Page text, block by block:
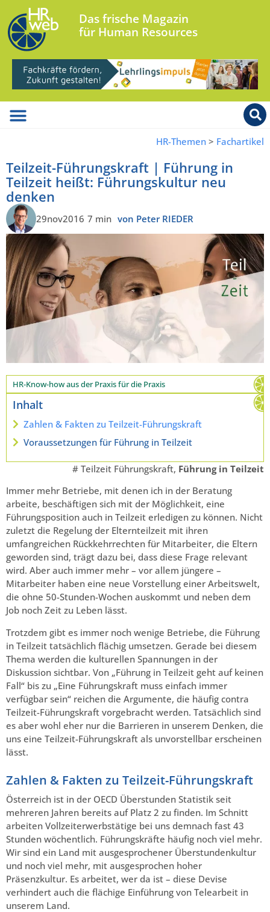
Das frische Magazin
für Human Resources
HR-Themen > Fachartikel
Teilzeit-Führungskraft | Führung in
Teilzeit heißt: Führungskultur neu
denken
29nov2016 7 min von Peter RIEDER
HR-Know-how aus der Praxis für die Praxis
Inhalt
Zahlen & Fakten zu Teilzeit-Führungskraft
Voraussetzungen für Führung in Teilzeit
# Teilzeit Führungskraft, Führung in Teilzeit
Immer mehr Betriebe, mit denen ich in der Beratung
arbeite, beschäftigen sich mit der Möglichkeit, eine
Führungsposition auch in Teilzeit erledigen zu können. Nicht
zuletzt die Regelung der Elternteilzeit mit ihren
umfangreichen Rückkehrrechten für Mitarbeiter, die Eltern
geworden sind, trägt dazu bei, dass diese Frage relevant
wird. Aber auch immer mehr – vor allem jüngere –
Mitarbeiter haben eine neue Vorstellung einer Arbeitswelt,
die ohne 50-Stunden-Wochen auskommt und neben dem
Job noch Zeit zu Leben lässt.
Trotzdem gibt es immer noch wenige Betriebe, die Führung
in Teilzeit tatsächlich flächig umsetzen. Gerade bei diesem
Thema werden die kulturellen Spannungen in der
Diskussion sichtbar. Von „Führung in Teilzeit geht auf keinen
Fall“ bis zu „Eine Führungskraft muss einfach immer
verfügbar sein“ reichen die Argumente, die häufig contra
Teilzeit-Führungskraft vorgebracht werden. Tatsächlich sind
es aber wohl eher nur die Barrieren in unserem Denken, die
uns eine Teilzeit-Führungskraft als unvorstellbar erscheinen
lässt.
Zahlen & Fakten zu Teilzeit-Führungskraft
Österreich ist in der OECD Überstunden Statistik seit
mehreren Jahren bereits auf Platz 2 zu finden. Im Schnitt
arbeiten Vollzeiterwerbstätige bei uns demnach fast 43
Stunden wöchentlich. Führungskräfte häufig noch viel mehr.
Wir sind ein Land mit ausgesprochener Überstundenkultur
und noch viel mehr, mit ausgesprochen hoher
Präsenzkultur. Es arbeitet, wer da ist – diese Devise
verhindert auch die flächige Einführung von Telearbeit in
unserem Land.